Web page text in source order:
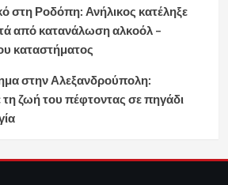
στη Ροδόπη: Ανήλικος κατέληξε
από κατανάλωση αλκοόλ –
καταστήματος
στην Αλεξανδρούπολη:
τη ζωή του πέφτοντας σε πηγάδι